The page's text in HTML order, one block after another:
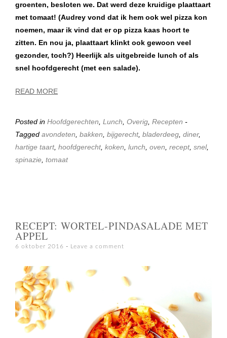
groenten, besloten we. Dat werd deze kruidige plaattaart
met tomaat! (Audrey vond dat ik hem ook wel pizza kon
noemen, maar ik vind dat er op pizza kaas hoort te
zitten. En nou ja, plaattaart klinkt ook gewoon veel
gezonder, toch?) Heerlijk als uitgebreide lunch of als
snel hoofdgerecht (met een salade).
READ MORE
Posted in Hoofdgerechten Lunch Overig Recepten -
Tagged avondeten bakken bijgerecht, bladerdeeg diner,
hartige taart, hoofdgerecht, koken lunch oven recept, snel,
spinazie tomaat
RECEPT: WORTEL-PINDASALADE MET
APPEL
6 oktober 2016 Leave a comment